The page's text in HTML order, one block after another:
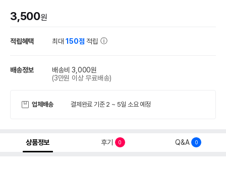
3,500원
적립혜택 최대150점 적립
배송정보
배송비 3,000원
(3만원 이상 무료배송)
업체배송 결제완료 기준 2 ~ 5일 소요 예정
상품정보 후기 0 Q&A 0